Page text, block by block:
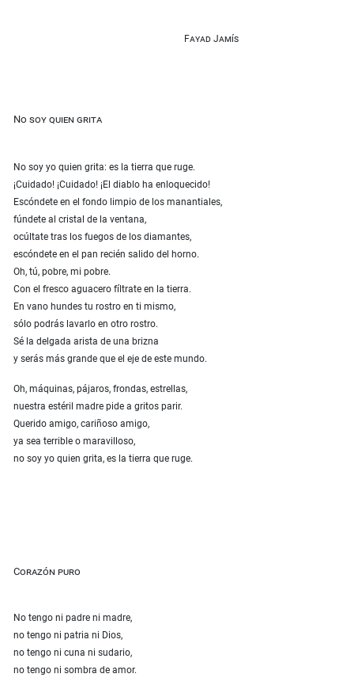
Fayad Jamís
No soy quien grita
No soy yo quien grita: es la tierra que ruge.
¡Cuidado! ¡Cuidado! ¡El diablo ha enloquecido!
Escóndete en el fondo limpio de los manantiales,
fúndete al cristal de la ventana,
ocúltate tras los fuegos de los diamantes,
escóndete en el pan recién salido del horno.
Oh, tú, pobre, mi pobre.
Con el fresco aguacero fíltrate en la tierra.
En vano hundes tu rostro en ti mismo,
sólo podrás lavarlo en otro rostro.
Sé la delgada arista de una brizna
y serás más grande que el eje de este mundo.
Oh, máquinas, pájaros, frondas, estrellas,
nuestra estéril madre pide a gritos parir.
Querido amigo, cariñoso amigo,
ya sea terrible o maravilloso,
no soy yo quien grita, es la tierra que ruge.
Corazón puro
No tengo ni padre ni madre,
no tengo ni patria ni Dios,
no tengo ni cuna ni sudario,
no tengo ni sombra de amor.